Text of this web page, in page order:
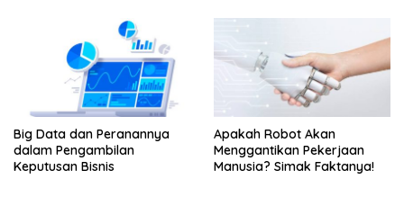
Big Data dan Peranannya
dalam Pengambilan
Keputusan Bisnis
Apakah Robot Akan
Menggantikan Pekerjaan
Manusia? Simak Faktanya!